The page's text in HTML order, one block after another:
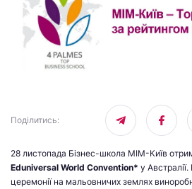
Поділитись:
28 листопада Бізнес-школа МІМ-Київ
Eduniversal World Convention* у
церемонії на мальовничих землях